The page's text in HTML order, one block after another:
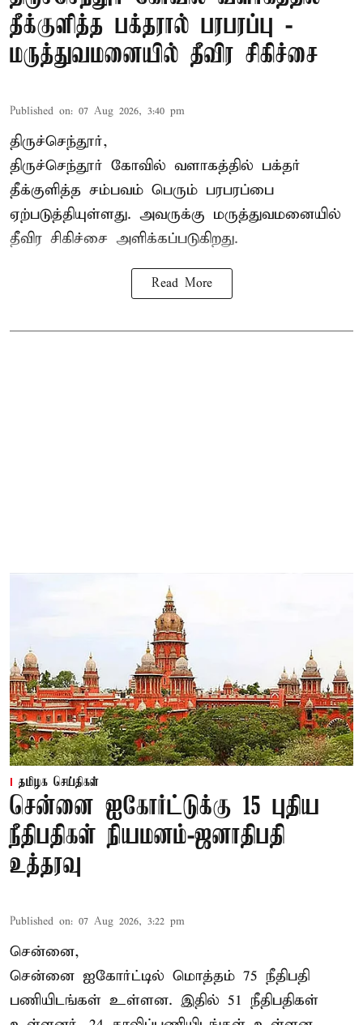
தீக்குளித்த பக்தரால் பரபரப்பு -
மருத்துவமனையில் தீவிர சிகிச்சை
Published on: 07 Aug 2026, 3:40 pm
திருச்செந்தூர்,
திருச்செந்தூர் கோவில் வளாகத்தில் பக்தர்
தீக்குளித்த சம்பவம் பெரும் பரபரப்பை
ஏற்படுத்தியுள்ளது. அவருக்கு மருத்துவமனையில்
தீவிர சிகிச்சை அளிக்கப்படுகிறது.
Read More
தமிழக செய்திகள்
சென்னை ஐகோர்ட்டுக்கு 15 புதிய
நீதிபதிகள் நியமனம்-ஜனாதிபதி
உத்தரவு
Published on: 07 Aug 2026, 3:22 pm
சென்னை,
சென்னை ஐகோர்ட்டில் மொத்தம் 75 நீதிபதி
பணியிடங்கள் உள்ளன. இதில் 51 நீதிபதிகள்